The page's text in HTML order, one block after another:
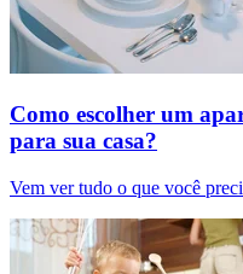
Como escolher um
para sua casa?
Vem ver tudo o que você